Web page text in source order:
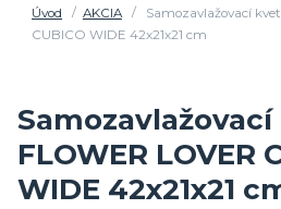
Úvod AKCIA
Samozavlažovací
CUBICO WIDE 42x21x21 cm
FLOWER LOVER
WIDE 42x21x21